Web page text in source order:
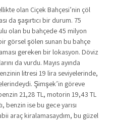
olan Çiçek Bahçesi’nin çöl
da şaşırtıcı bir durum. 75
olan bu bahçede 45 milyon
görsel şölen sunan bu bahçe
gereken bir lokasyon. Döviz
da vurdu. Mayıs ayında
litresi 19 lira seviyelerinde,
Şimşek’in göreve
21,28 TL, motorin 19,43 TL
benzin ise bu gece yarısı
araç kiralamasaydım, bu güzel